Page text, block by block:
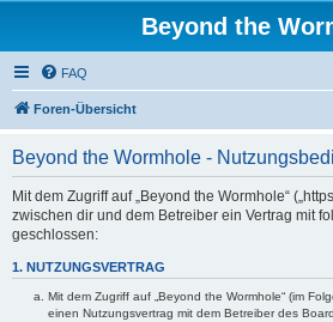
Beyond the
FAQ
Foren-Übersicht
Beyond the Wormhole -
Mit dem Zugriff auf „Beyond the Wormhole“
zwischen dir und dem Betreiber ein Vertrag mit
geschlossen:
1. NUTZUNGSVERTRAG
Mit dem Zugriff auf „Beyond the Wormhole“ (im
einen Nutzungsvertrag mit dem Betreiber des